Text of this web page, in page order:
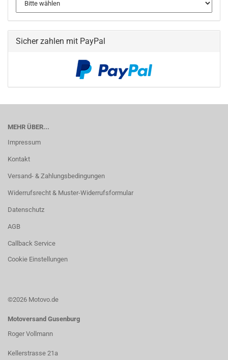
Sicher zahlen mit PayPal
MEHR ÜBER...
Impressum
Kontakt
Versand- & Zahlungsbedingungen
Widerrufsrecht & Muster-Widerrufsformular
Datenschutz
AGB
Callback Service
Cookie Einstellungen
©2026 Motovo.de
Motoversand Gusenburg
Roger Vollmann
Kellerstrasse 21a